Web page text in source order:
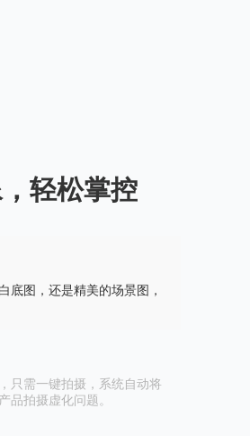
轻松掌控
底图，还是精美的场景图，
只需一键拍摄，系统自动将
品拍摄虚化问题。